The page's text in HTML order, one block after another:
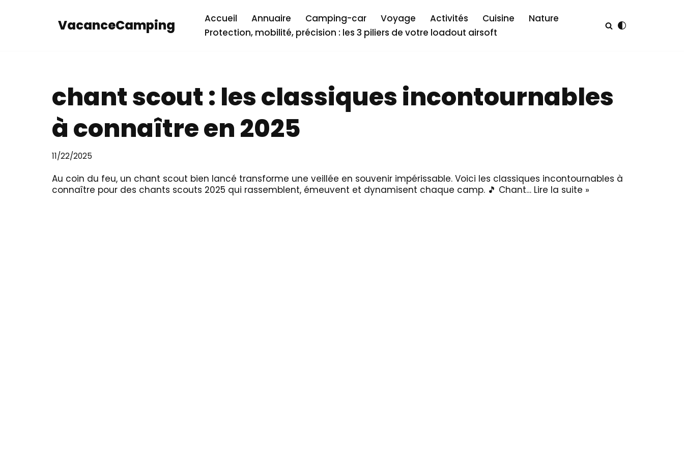
VacanceCamping Accueil Annuaire Camping-car Voyage Activités Cuisine
Nature
Protection, mobilité, précision : les 3 piliers de votre loadout airsoft
chant scout : les classiques incontournables
à connaître en 2025
11/22/2025
Au coin du feu, un chant scout bien lancé transforme une veillée en souvenir impérissable. Voici les classiques incontournables à
connaître pour des chants scouts 2025 qui rassemblent, émeuvent et dynamisent chaque camp. 🎵 Chant… Lire la suite »